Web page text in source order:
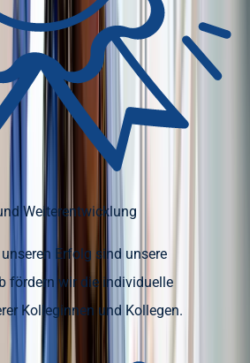
Weiterentwicklung
Erfolg sind unsere
fördern wir die individuelle
Kolleginnen und Kollegen.